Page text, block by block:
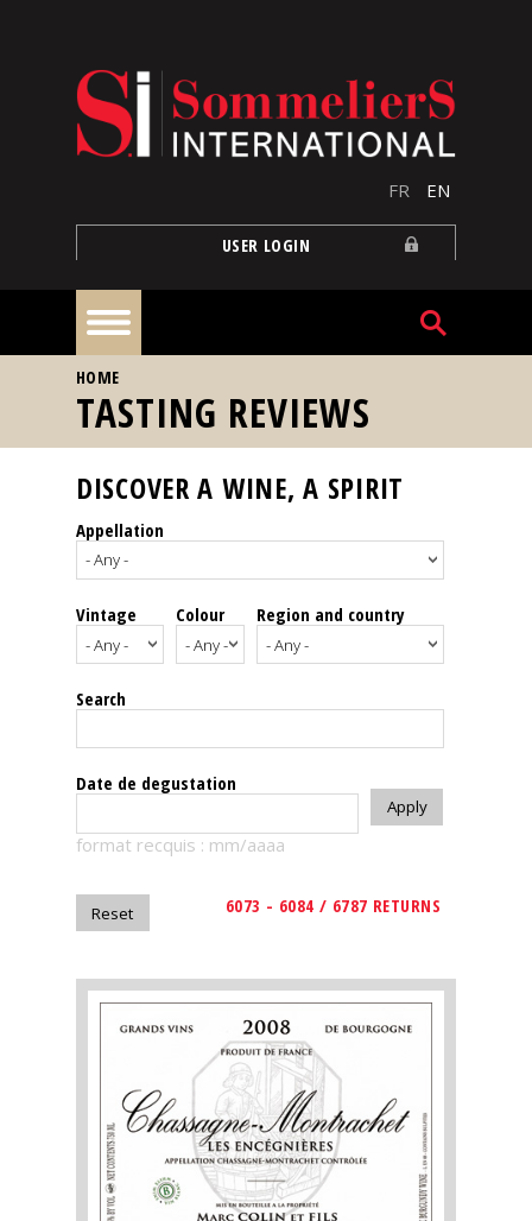
FR EN
USER LOGIN
Home
Our
events
Spirits
Tasting
reviews
The
magazine
Magazine
YOU ARE HERE
HOME
TASTING REVIEWS
DISCOVER A WINE, A SPIRIT
Appellation
Vintage Colour Region and country
Search
Date de degustation
format recquis : mm/aaaa
6073 - 6084 / 6787 RETURNS